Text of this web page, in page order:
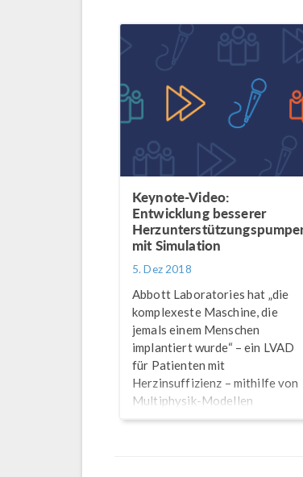
Keynote-Video:
Entwicklung besserer
mit Simulation
5. Dez 2018
Abbott Laboratories hat „die
komplexeste Maschine, die
jemals einem Menschen
implantiert wurde“ – ein LVAD
für Patienten mit
Herzinsuffizienz – mithilfe von
Multiphysik-Modellen
entwickelt. Das Ergebnis?